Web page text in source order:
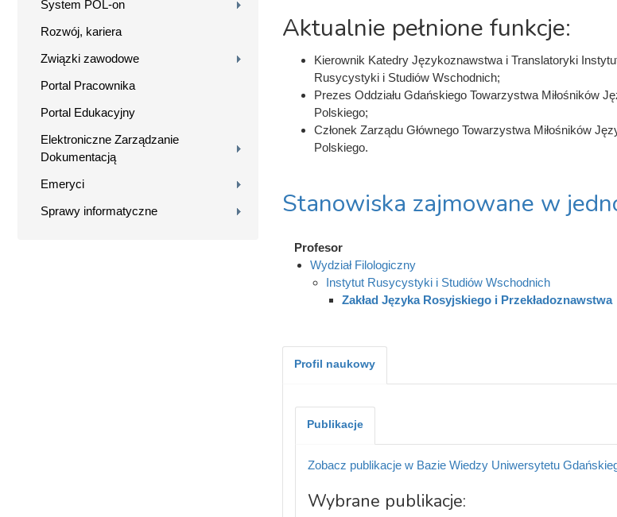
System POL-on
Rozwój, kariera
Związki zawodowe
Portal Pracownika
Portal Edukacyjny
Elektroniczne Zarządzanie
Dokumentacją
Emeryci
Sprawy informatyczne
Aktualnie pełnione funkcje:
Kierownik Katedry Językoznawstwa i Translatoryki
Rusycystyki i Studiów Wschodnich;
Prezes Oddziału Gdańskiego Towarzystwa Miłośników
Polskiego;
Członek Zarządu Głównego Towarzystwa Miłośników
Polskiego.
Stanowiska zajmowane w
Profesor
Wydział Filologiczny
Instytut Rusycystyki i Studiów Wschodnich
Zakład Języka Rosyjskiego i Przekładoznawstwa
Profil naukowy
Publikacje
Zobacz publikacje w Bazie Wiedzy Uniwersytetu
Wybrane publikacje: